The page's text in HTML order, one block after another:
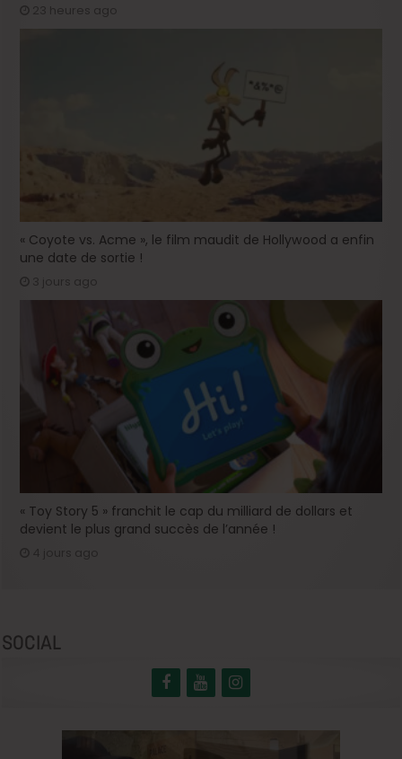
23 heures ago
« Coyote vs. Acme », le film maudit de Hollywood a enfin
une date de sortie !
3 jours ago
« Toy Story 5 » franchit le cap du milliard de dollars et
devient le plus grand succès de l’année !
SOCIAL